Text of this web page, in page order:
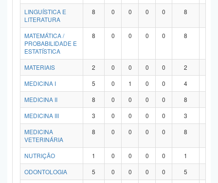
LINGUÍSTICA E
LITERATURA
8 0 0 0 0 8
MATEMÁTICA /
PROBABILIDADE E
ESTATÍSTICA
8 0 0 0 0 8
MATERIAIS 2 0 0 0 0 2
MEDICINA I
5 0 1 0 0 4
MEDICINA II
8 0 0 0 0 8
MEDICINA III
3 0 0 0 0 3
MEDICINA
VETERINÁRIA
8 0 0 0 0 8
NUTRIÇÃO 1 0 0 0 0 1
ODONTOLOGIA
5 0 0 0 0 5